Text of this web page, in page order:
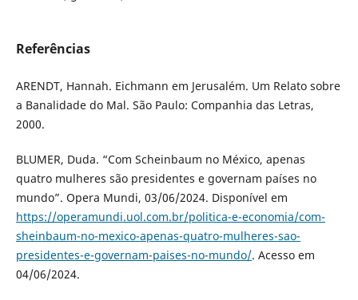
Referências
ARENDT, Hannah. Eichmann em Jerusalém. Um Relato sobre
a Banalidade do Mal. São Paulo: Companhia das Letras,
2000.
BLUMER, Duda. “Com Scheinbaum no México, apenas
quatro mulheres são presidentes e governam países no
mundo”. Opera Mundi, 03/06/2024. Disponível em
https://operamundi.uol.com.br/politica-e-economia/com-
sheinbaum-no-mexico-apenas-quatro-mulheres-sao-
presidentes-e-governam-paises-no-mundo/. Acesso em
04/06/2024.